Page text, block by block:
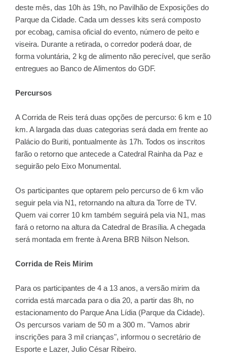
deste mês, das 10h às 19h, no Pavilhão de Exposições do
Parque da Cidade. Cada um desses kits será composto
por ecobag, camisa oficial do evento, número de peito e
viseira. Durante a retirada, o corredor poderá doar, de
forma voluntária, 2 kg de alimento não perecível, que serão
entregues ao Banco de Alimentos do GDF.
Percursos
A Corrida de Reis terá duas opções de percurso: 6 km e 10
km. A largada das duas categorias será dada em frente ao
Palácio do Buriti, pontualmente às 17h. Todos os inscritos
farão o retorno que antecede a Catedral Rainha da Paz e
seguirão pelo Eixo Monumental.
Os participantes que optarem pelo percurso de 6 km vão
seguir pela via N1, retornando na altura da Torre de TV.
Quem vai correr 10 km também seguirá pela via N1, mas
fará o retorno na altura da Catedral de Brasília. A chegada
será montada em frente à Arena BRB Nilson Nelson.
Corrida de Reis Mirim
Para os participantes de 4 a 13 anos, a versão mirim da
corrida está marcada para o dia 20, a partir das 8h, no
estacionamento do Parque Ana Lídia (Parque da Cidade).
Os percursos variam de 50 m a 300 m. "Vamos abrir
inscrições para 3 mil crianças", informou o secretário de
Esporte e Lazer, Julio César Ribeiro.